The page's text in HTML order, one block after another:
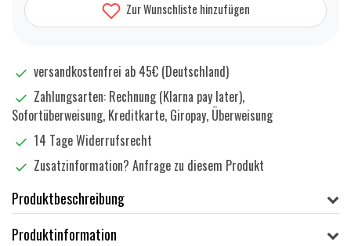
Zur Wunschliste hinzufügen
versandkostenfrei ab 45€ (Deutschland)
Zahlungsarten: Rechnung (Klarna pay later),
Sofortüberweisung, Kreditkarte, Giropay, Überweisung
14 Tage Widerrufsrecht
Zusatzinformation? Anfrage zu diesem Produkt
Produktbeschreibung
Produktinformation